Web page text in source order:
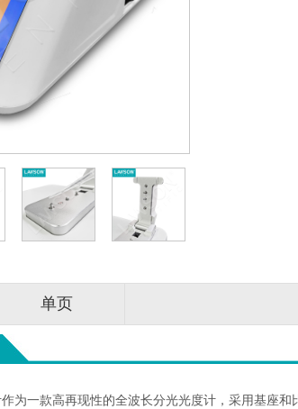
单页
为一款高再现性的全波长分光光度计，采用基座